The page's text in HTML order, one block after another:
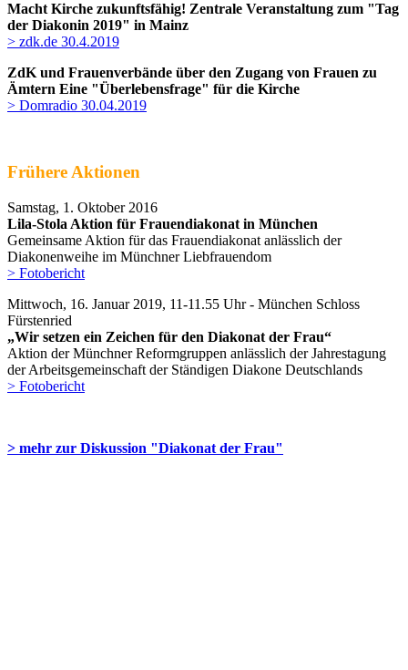
Macht Kirche zukunftsfähig! Zentrale Veranstaltung zum "Tag
der Diakonin 2019" in Mainz
> zdk.de 30.4.2019
ZdK und Frauenverbände über den Zugang von Frauen zu
Ämtern Eine "Überlebensfrage" für die Kirche
> Domradio 30.04.2019
Frühere Aktionen
Samstag, 1. Oktober 2016
Lila-Stola Aktion für Frauendiakonat in München
Gemeinsame Aktion für das Frauendiakonat anlässlich der
Diakonenweihe im Münchner Liebfrauendom
> Fotobericht
Mittwoch, 16. Januar 2019, 11-11.55 Uhr - München Schloss
Fürstenried
„Wir setzen ein Zeichen für den Diakonat der Frau“
Aktion der Münchner Reformgruppen anlässlich der Jahrestagung
der Arbeitsgemeinschaft der Ständigen Diakone Deutschlands
> Fotobericht
> mehr zur Diskussion "Diakonat der Frau"